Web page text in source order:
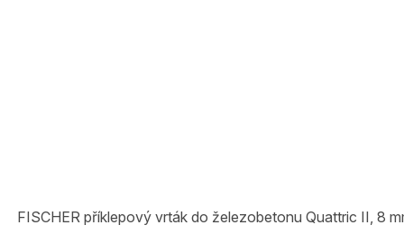
FISCHER příklepový vrták do železobetonu Quattric II, 8